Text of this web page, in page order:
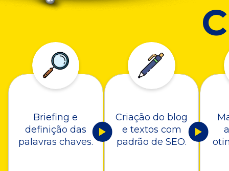
Briefing e
definição das
palavras chaves.
Criação do blog
e textos com
padrão de SEO.